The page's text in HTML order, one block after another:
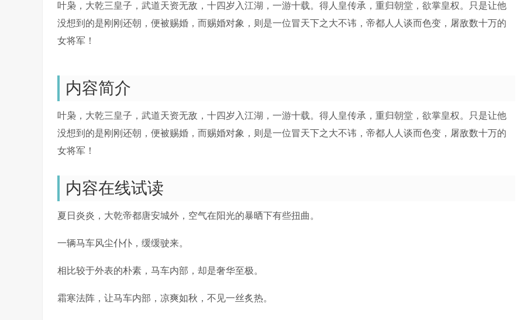
叶枭，大乾三皇子，武道天资无敌，十四岁入江湖，一游十载。得人皇传承，重归朝堂，欲掌皇权。只是让他
没想到的是刚刚还朝，便被赐婚，而赐婚对象，则是一位冒天下之大不讳，帝都人人谈而色变，屠敌数十万的
女将军！
内容简介
叶枭，大乾三皇子，武道天资无敌，十四岁入江湖，一游十载。得人皇传承，重归朝堂，欲掌皇权。只是让他
没想到的是刚刚还朝，便被赐婚，而赐婚对象，则是一位冒天下之大不讳，帝都人人谈而色变，屠敌数十万的
女将军！
内容在线试读
夏日炎炎，大乾帝都唐安城外，空气在阳光的暴晒下有些扭曲。
一辆马车风尘仆仆，缓缓驶来。
相比较于外表的朴素，马车内部，却是奢华至极。
霜寒法阵，让马车内部，凉爽如秋，不见一丝炙热。